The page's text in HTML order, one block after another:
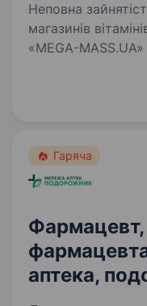
Неповна зайнятість. Роздрібна
магазинів
«MEGA-
Гаряча
Фармацевт,
аптека,